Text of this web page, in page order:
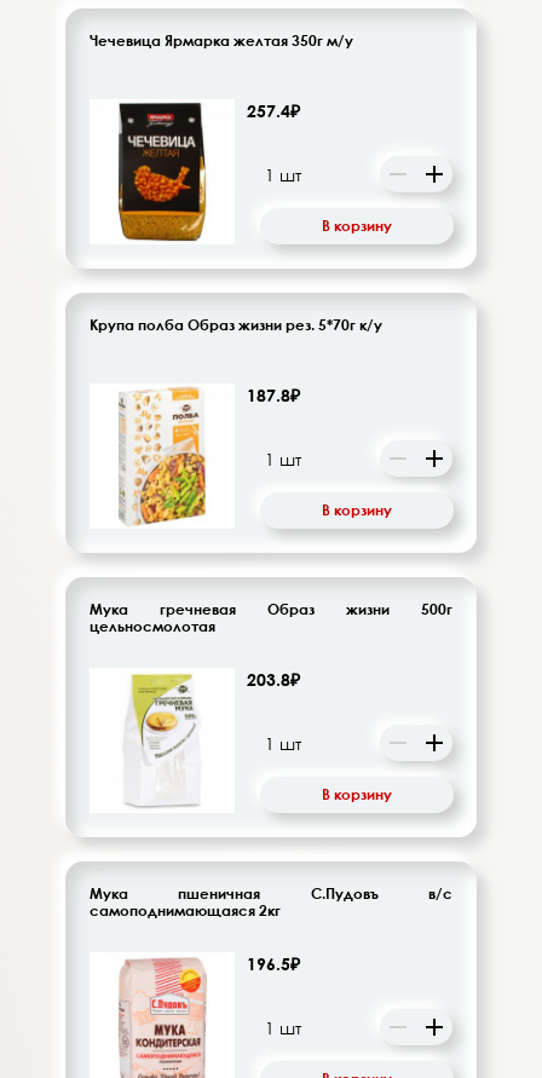
Чечевица Ярмарка желтая 350г м/у
257.4₽
В корзину
Крупа полба Образ жизни рез. 5*70г к/у
187.8₽
В корзину
Мука гречневая Образ жизни 500г
цельносмолотая
203.8₽
В корзину
Мука пшеничная С.Пудовъ в/с
самоподнимающаяся 2кг
196.5₽